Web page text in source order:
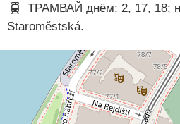
ТРАМВАЙ днём: 2, 17, 18;
Staroměstská.